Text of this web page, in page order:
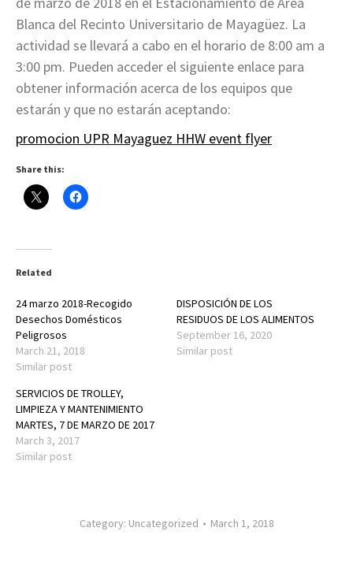
Blanca del Recinto Universitario de Mayagüez. La
actividad se llevará a cabo en el horario de 8:00 am a
3:00 pm. Pueden acceder el siguiente enlace para
obtener información acerca de los equipos que
estarán y que no estarán aceptando:
promocion UPR Mayaguez HHW event flyer
Share this:
Related
24 marzo 2018-Recogido
Desechos Domésticos
Peligrosos
March 21, 2018
Similar post
DISPOSICIÓN DE LOS
RESIDUOS DE LOS ALIMENTOS
September 16, 2020
Similar post
SERVICIOS DE TROLLEY,
LIMPIEZA Y MANTENIMIENTO
MARTES, 7 DE MARZO DE 2017
March 3, 2017
Similar post
Category: Uncategorized March 1, 2018